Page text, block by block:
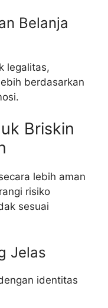
Belanja
legalitas,
berdasarkan
Briskin
lebih aman
risiko
sesuai
Jelas
identitas